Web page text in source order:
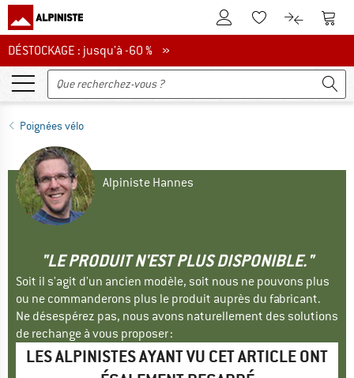
Vers le compte client
Vers la liste
Vers le
DÉSTOCKAGE : jusqu'à -60 %
DÉSTOCKAGE : jusqu'à -60 % »
Poignées vélo
Alpiniste Hannes
"LE PRODUIT N'EST PLUS DISPONIBLE."
Soit il s'agit d'un ancien modèle, soit nous ne pouvons plus
ou ne commanderons plus le produit auprès du fabricant.
Ne désespérez pas, nous avons naturellement des solutions
de rechange à vous proposer :
LES ALPINISTES AYANT VU CET ARTICLE ONT